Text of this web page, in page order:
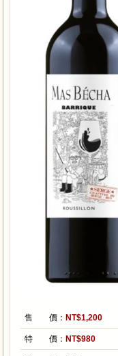
售 價： NT$1,200
特 價： NT$980